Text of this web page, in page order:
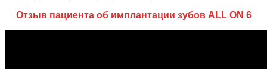
Отзыв пациента об имплантации зубов ALL ON 6